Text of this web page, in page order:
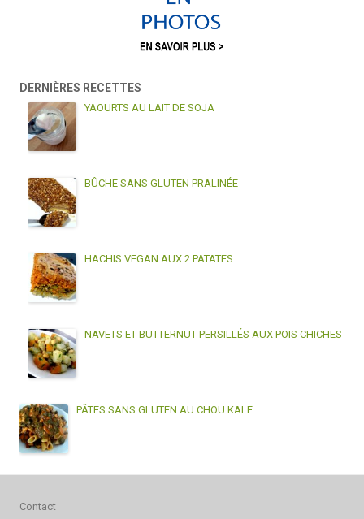
DERNIÈRES RECETTES
YAOURTS AU LAIT DE SOJA
BÛCHE SANS GLUTEN PRALINÉE
HACHIS VEGAN AUX 2 PATATES
NAVETS ET BUTTERNUT PERSILLÉS AUX POIS CHICHES
PÂTES SANS GLUTEN AU CHOU KALE
Contact